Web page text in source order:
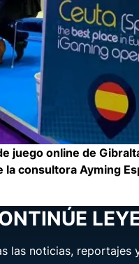
juego online de
consultora Ayming
las noticias, reportajes